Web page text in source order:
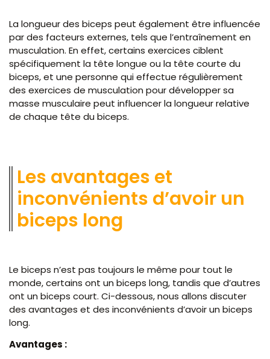
La longueur des biceps peut également être influencée
par des facteurs externes, tels que l’entraînement en
musculation. En effet, certains exercices ciblent
spécifiquement la tête longue ou la tête courte du
biceps, et une personne qui effectue régulièrement
des exercices de musculation pour développer sa
masse musculaire peut influencer la longueur relative
de chaque tête du biceps.
Les avantages et
inconvénients d’avoir un
biceps long
Le biceps n’est pas toujours le même pour tout le
monde, certains ont un biceps long, tandis que d’autres
ont un biceps court. Ci-dessous, nous allons discuter
des avantages et des inconvénients d’avoir un biceps
long.
Avantages :